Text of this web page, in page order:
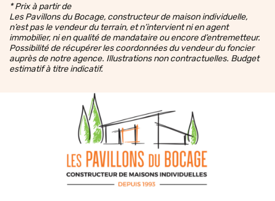
* Prix à partir de
Les Pavillons du Bocage, constructeur de maison individuelle,
n’est pas le vendeur du terrain, et n’intervient ni en agent
immobilier, ni en qualité de mandataire ou encore d’entremetteur.
Possibilité de récupérer les coordonnées du vendeur du foncier
auprès de notre agence. Illustrations non contractuelles. Budget
estimatif à titre indicatif.